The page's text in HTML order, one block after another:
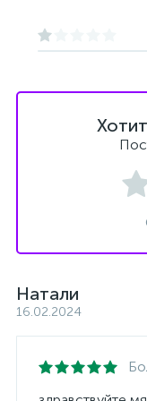
Натали
16.02.2024